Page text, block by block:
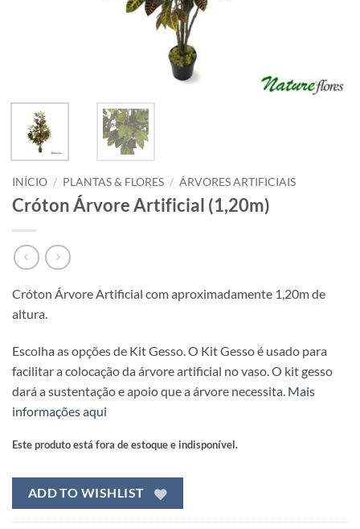
INÍCIO / PLANTAS & FLORES / ÁRVORES ARTIFICIAIS
Cróton Árvore Artificial (1,20m)
Cróton Árvore Artificial com aproximadamente 1,20m de
altura.
Escolha as opções de Kit Gesso. O Kit Gesso é usado para
facilitar a colocação da árvore artificial no vaso. O kit gesso
dará a sustentação e apoio que a árvore necessita. Mais
informações aqui
Este produto está fora de estoque e indisponível.
ADD TO WISHLIST